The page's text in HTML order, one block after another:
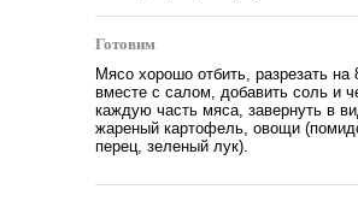
Готовим
Мясо хорошо отбить, разрезать на
вместе с салом, добавить соль и
каждую часть мяса, завернуть в
жареный картофель, овощи
перец, зеленый лук).